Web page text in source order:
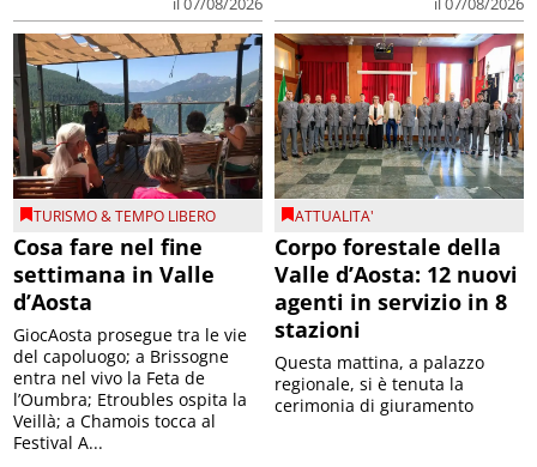
TURISMO & TEMPO LIBERO
Cosa fare nel fine
settimana in Valle
d’Aosta
GiocAosta prosegue tra le vie
del capoluogo; a Brissogne
entra nel vivo la Feta de
l’Oumbra; Etroubles ospita la
Veillà; a Chamois tocca al
Festival A...
ATTUALITA'
Corpo forestale della
Valle d’Aosta: 12 nuovi
agenti in servizio in 8
stazioni
Questa mattina, a palazzo
regionale, si è tenuta la
cerimonia di giuramento